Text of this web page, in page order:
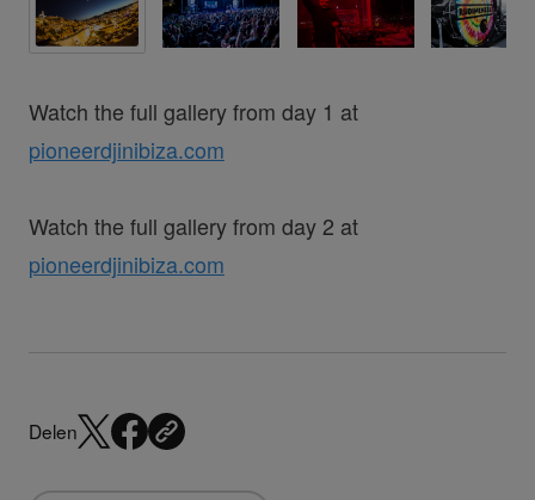
Watch the full gallery from day 1 at
pioneerdjinibiza.com
Watch the full gallery from day 2 at
pioneerdjinibiza.com
Delen